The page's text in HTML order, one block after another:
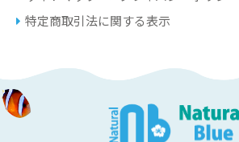
特定商取引法に関する表示